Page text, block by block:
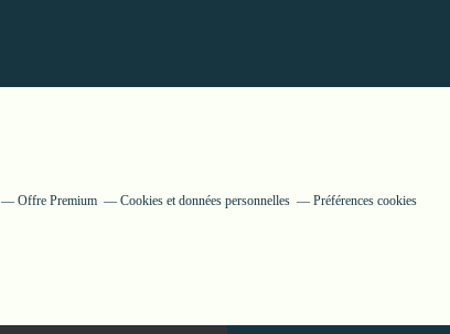
Offre Premium Cookies et données personnelles Préférences cookies